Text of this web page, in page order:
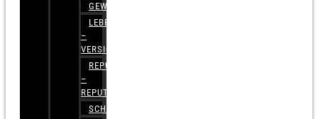
GEWERBERECHT
LEBENSVERSICHERUNG
–
VERSICHERUNGSRECHT
REPUTATIONSRECHT
–
REPUTATIONSMANAGEMENT
SCHUFARECHT